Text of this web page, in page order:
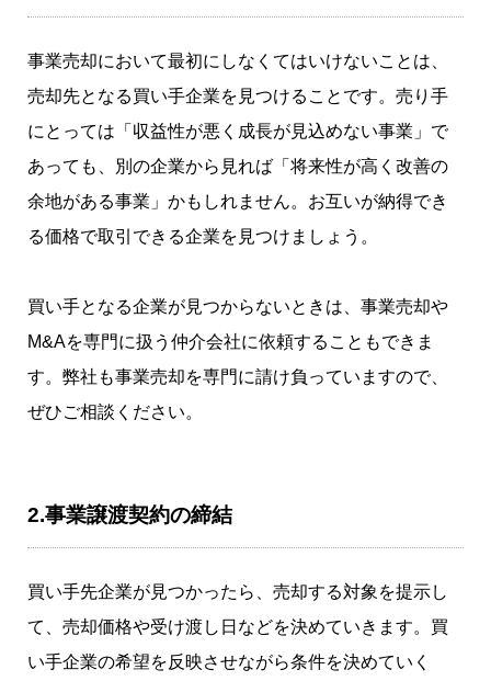
事業売却において最初にしなくてはいけないことは、
売却先となる買い手企業を見つけることです。売り手
にとっては「収益性が悪く成長が見込めない事業」で
あっても、別の企業から見れば「将来性が高く改善の
余地がある事業」かもしれません。お互いが納得でき
る価格で取引できる企業を見つけましょう。
買い手となる企業が見つからないときは、事業売却や
M&Aを専門に扱う仲介会社に依頼することもできま
す。弊社も事業売却を専門に請け負っていますので、
ぜひご相談ください。
2.事業譲渡契約の締結
買い手先企業が見つかったら、売却する対象を提示し
て、売却価格や受け渡し日などを決めていきます。買
い手企業の希望を反映させながら条件を決めていく